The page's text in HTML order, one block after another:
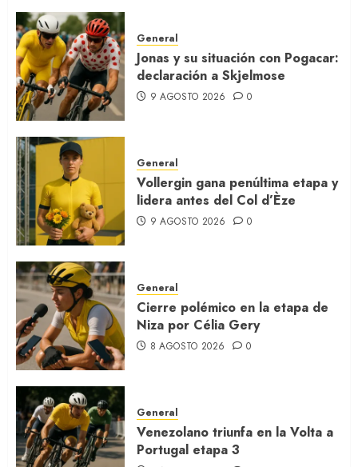
General
Jonas y su situación con Pogacar:
declaración a Skjelmose
9 AGOSTO 2026 0
General
Vollergin gana penúltima etapa y
lidera antes del Col d’Èze
9 AGOSTO 2026 0
General
Cierre polémico en la etapa de
Niza por Célia Gery
8 AGOSTO 2026 0
General
Venezolano triunfa en la Volta a
Portugal etapa 3